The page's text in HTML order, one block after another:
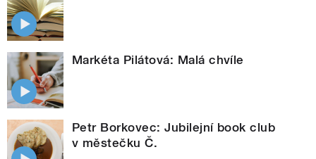
Markéta Pilátová: Malá chvíle
Petr Borkovec: Jubilejní book club
v městečku Č.